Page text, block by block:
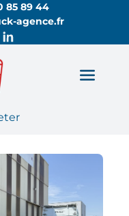
85 89 44
agence.fr